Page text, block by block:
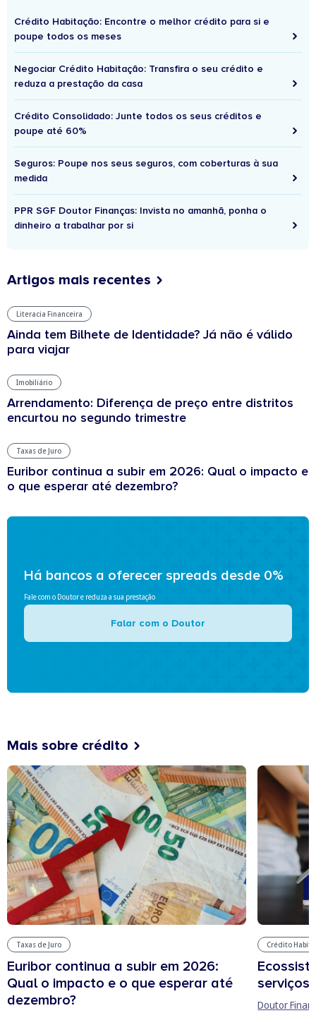
Crédito Habitação: Encontre o melhor crédito para si e
poupe todos os meses
Negociar Crédito Habitação: Transfira o seu crédito e
reduza a prestação da casa
Crédito Consolidado: Junte todos os seus créditos e
poupe até 60%
Seguros: Poupe nos seus seguros, com coberturas à sua
medida
PPR SGF Doutor Finanças: Invista no amanhã, ponha o
dinheiro a trabalhar por si
Artigos mais recentes
Literacia Financeira
Ainda tem Bilhete de Identidade? Já não é válido
para viajar
Imobiliário
Arrendamento: Diferença de preço entre distritos
encurtou no segundo trimestre
Taxas de Juro
Euribor continua a subir em 2026: Qual o impacto e
o que esperar até dezembro?
Há bancos a oferecer spreads desde 0%
Fale com o Doutor e reduza a sua prestação
Falar com o Doutor
Mais sobre crédito
Taxas de Juro
Euribor continua a subir em 2026:
Qual o impacto e o que esperar até
dezembro?
Crédito
serviços
Doutor